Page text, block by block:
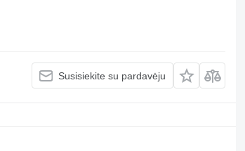
Susisiekite su pardavėju